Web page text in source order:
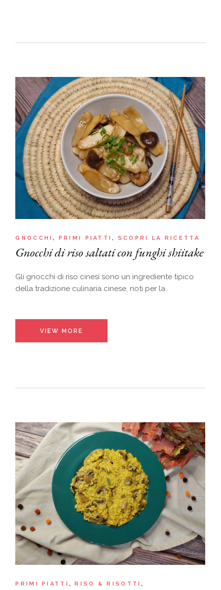
GNOCCHI PRIMI PIATTI SCOPRI LA RICETTA
Gnocchi di riso saltati con funghi shiitake
Gli gnocchi di riso cinesi sono un ingrediente tipico
della tradizione culinaria cinese, noti per la
VIEW MORE
PRIMI PIATTI
RISO & RISOTTI